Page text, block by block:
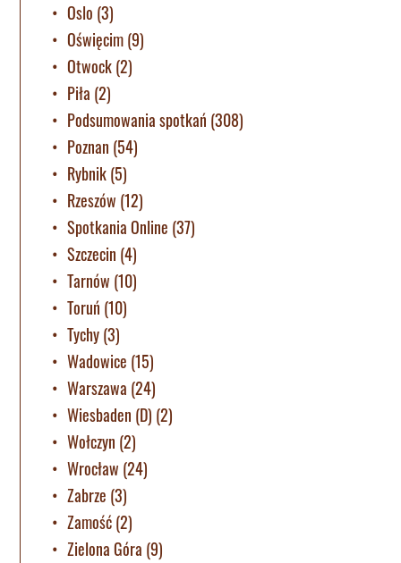
Oslo (3)
Oświęcim(9)
Otwock(2)
Piła (2)
Podsumowania spotkań (308)
Poznan (54)
Rybnik(5)
Rzeszów (12)
Spotkania Online (37)
Szczecin (4)
Tarnów (10)
Toruń (10)
Tychy(3)
Wadowice (15)
Warszawa (24)
Wiesbaden (D) (2)
Wołczyn (2)
Wrocław (24)
Zabrze (3)
Zamość(2)
Zielona Góra (9)